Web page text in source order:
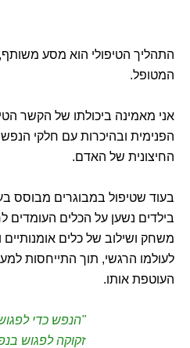
התהליך הטיפולי הוא מסע
המטופל.
אני מאמינה ביכולתו של הקשר
הפנימית ובהיכרות עם חלקי הנפש
החיצונית של האדם.
בעוד שטיפול במבוגרים מבוסס
בילדים נשען על הכלים העומדים
משחק ושילוב של כלים
לעולמו הרגשי, תוך התייחסות
העוטפת אותו.
"הנפש כדי
זקוקה לפגוש